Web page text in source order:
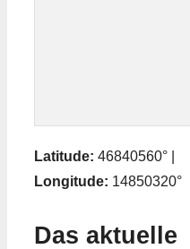
Latitude: 46840560° |
Longitude: 14850320°
Das aktuelle